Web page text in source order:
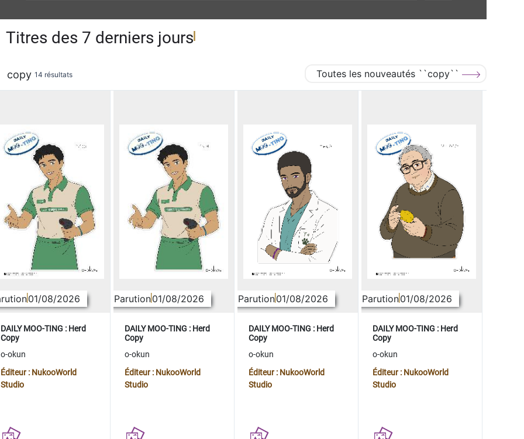
Titres des 7 derniers jours
copy 14 résultats Toutes les nouveautés ``copy``
01/08/2026
DAILY MOO-TING : Herd
Copy
o-okun
Éditeur : NukooWorld
Studio
Parution01/08/2026
DAILY MOO-TING : Herd
Copy
o-okun
Éditeur : NukooWorld
Studio
Parution01/08/2026
DAILY MOO-TING : Herd
Copy
o-okun
Éditeur : NukooWorld
Studio
Parution01/08/2026
DAILY MOO-TING : Herd
Copy
o-okun
Éditeur : NukooWorld
Studio